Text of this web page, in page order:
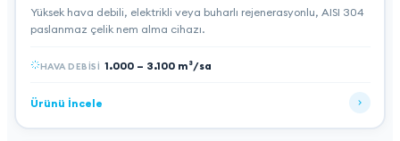
Yüksek hava debili, elektrikli veya buharlı rejenerasyonlu, AISI 304
paslanmaz çelik nem alma cihazı.
HAVA DEBISI 1.000 – 3.100 m³/sa
Ürünü İncele